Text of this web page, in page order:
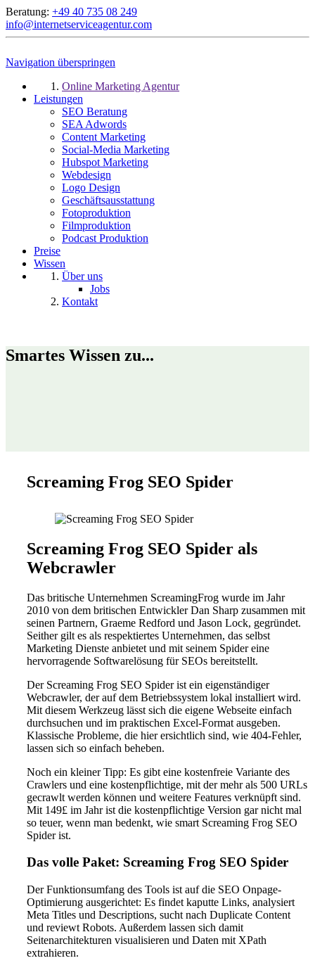
Beratung: +49 40 735 08 249
info@internetserviceagentur.com
Navigation überspringen
Online Marketing Agentur
Leistungen
SEO Beratung
SEA Adwords
Content Marketing
Social-Media Marketing
Hubspot Marketing
Webdesign
Logo Design
Geschäftsausstattung
Fotoproduktion
Filmproduktion
Podcast Produktion
Preise
Wissen
Über uns
Jobs
Kontakt
Smartes Wissen zu...
Screaming Frog SEO Spider
Screaming Frog SEO Spider als
Webcrawler
Das britische Unternehmen ScreamingFrog wurde im Jahr
2010 von dem britischen Entwickler Dan Sharp zusammen mit
seinen Partnern, Graeme Redford und Jason Lock, gegründet.
Seither gilt es als respektiertes Unternehmen, das selbst
Marketing Dienste anbietet und mit seinem Spider eine
hervorragende Softwarelösung für SEOs bereitstellt.
Der Screaming Frog SEO Spider ist ein eigenständiger
Webcrawler, der auf dem Betriebssystem lokal installiert wird.
Mit diesem Werkzeug lässt sich die eigene Webseite einfach
durchsuchen und im praktischen Excel-Format ausgeben.
Klassische Probleme, die hier ersichtlich sind, wie 404-Fehler,
lassen sich so einfach beheben.
Noch ein kleiner Tipp: Es gibt eine kostenfreie Variante des
Crawlers und eine kostenpflichtige, mit der mehr als 500 URLs
gecrawlt werden können und weitere Features verknüpft sind.
Mit 149£ im Jahr ist die kostenpflichtige Version gar nicht mal
so teuer, wenn man bedenkt, wie smart Screaming Frog SEO
Spider ist.
Das volle Paket: Screaming Frog SEO Spider
Der Funktionsumfang des Tools ist auf die SEO Onpage-
Optimierung ausgerichtet: Es findet kaputte Links, analysiert
Meta Titles und Descriptions, sucht nach Duplicate Content
und reviewt Robots. Außerdem lassen sich damit
Seitenarchitekturen visualisieren und Daten mit XPath
extrahieren.